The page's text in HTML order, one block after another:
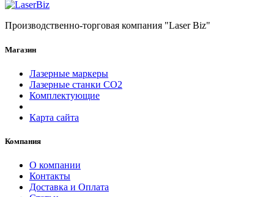
Производственно-торговая компания "Laser Biz"
Магазин
Лазерные маркеры
Лазерные станки СО2
Комплектующие
Карта сайта
Компания
О компании
Контакты
Доставка и Оплата